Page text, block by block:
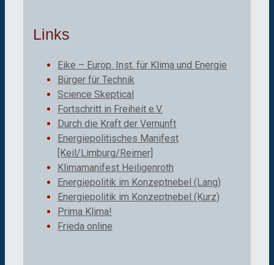
Links
Eike – Europ. Inst. für Klima und Energie
Bürger für Technik
Science Skeptical
Fortschritt in Freiheit e.V.
Durch die Kraft der Vernunft
Energiepolitisches Manifest
[Keil/Limburg/Reimer]
Klimamanifest Heiligenroth
Energiepolitik im Konzeptnebel (Lang)
Energiepolitik im Konzeptnebel (Kurz)
Prima Klima!
Frieda online